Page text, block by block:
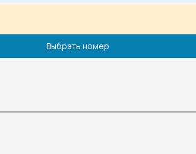
Выбрать номер